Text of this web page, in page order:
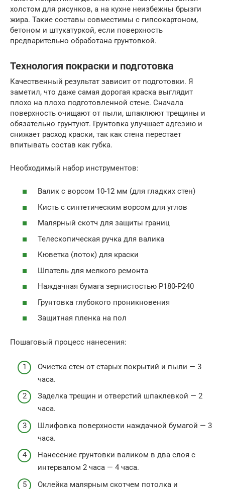
холстом для рисунков, а на кухне неизбежны брызги
жира. Такие составы совместимы с гипсокартоном,
бетоном и штукатуркой, если поверхность
предварительно обработана грунтовкой.
Технология покраски и подготовка
Качественный результат зависит от подготовки. Я
заметил, что даже самая дорогая краска выглядит
плохо на плохо подготовленной стене. Сначала
поверхность очищают от пыли, шпаклюют трещины и
обязательно грунтуют. Грунтовка улучшает адгезию и
снижает расход краски, так как стена перестает
впитывать состав как губка.
Необходимый набор инструментов:
Валик с ворсом 10-12 мм (для гладких стен)
Кисть с синтетическим ворсом для углов
Малярный скотч для защиты границ
Телескопическая ручка для валика
Кюветка (лоток) для краски
Шпатель для мелкого ремонта
Наждачная бумага зернистостью P180-P240
Грунтовка глубокого проникновения
Защитная пленка на пол
Пошаговый процесс нанесения:
Очистка стен от старых покрытий и пыли — 3
часа.
Заделка трещин и отверстий шпаклевкой — 2
часа.
Шлифовка поверхности наждачной бумагой — 3
часа.
Нанесение грунтовки валиком в два слоя с
интервалом 2 часа — 4 часа.
Оклейка малярным скотчем потолка и